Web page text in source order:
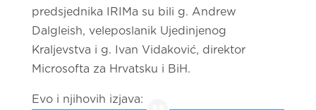
predsjednika IRIMa su bili g. Andrew
Dalgleish, veleposlanik Ujedinjenog
Kraljevstva i g. Ivan Vidaković, direktor
Microsofta za Hrvatsku i BiH.
Evo i njihovih izjava: